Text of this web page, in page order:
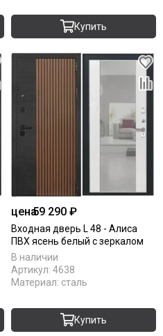
Купить
цена59 290 ₽
Входная дверь L 48 - Алиса
ПВХ ясень белый с зеркалом
В наличии
Артикул: 4638
Материал: сталь
Купить